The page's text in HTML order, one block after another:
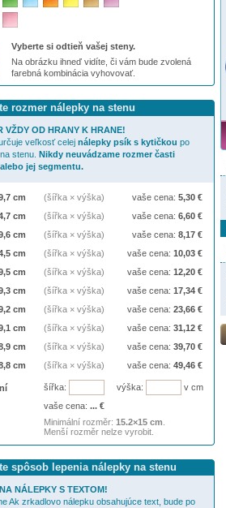
Vyberte si odtieň vašej steny.
Na obrázku ihneď vidíte, či vám bude zvolená
farebná kombinácia vyhovovať.
rozmer nálepky na stenu
VŽDY OD HRANY K HRANE!
veľkosť celej nálepky psík s kytičkou po
stenu. Nikdy neuvádzame rozmer časti
jej segmentu.
cm (šířka × výška) vaše cena: 5,30 €
cm
(šířka × výška) vaše cena: 6,60 €
cm
(šířka × výška) vaše cena: 8,17 €
cm
(šířka × výška) vaše cena: 10,03 €
cm
(šířka × výška) vaše cena: 12,20 €
cm
(šířka × výška) vaše cena: 17,34 €
cm
(šířka × výška) vaše cena: 23,66 €
cm
(šířka × výška) vaše cena: 31,12 €
cm
(šířka × výška) vaše cena: 39,70 €
cm
(šířka × výška) vaše cena: 49,46 €
šířka: výška:
v cm
vaše cena: ... €
Minimální rozměr: 15.2×15 cm.
Menší rozměr nelze vyrobit.
spôsob lepenia nálepky na stenu
NÁLEPKY S TEXTOM!
Ak zrkadlovo nálepku obsahujúce text, bude po